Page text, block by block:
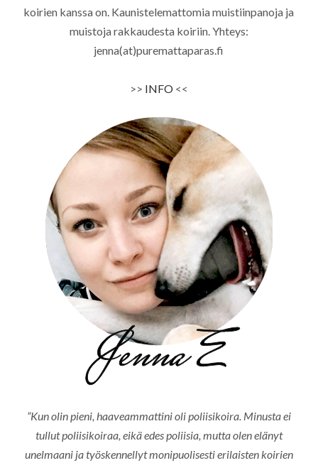
koirien kanssa on. Kaunistelemattomia muistiinpanoja ja
muistoja rakkaudesta koiriin. Yhteys:
jenna(at)puremattaparas.fi
>> INFO<<
”Kun olin pieni, haaveammattini oli poliisikoira. Minusta ei
tullut poliisikoiraa, eikä edes poliisia, mutta olen elänyt
unelmaani ja työskennellyt monipuolisesti erilaisten koirien